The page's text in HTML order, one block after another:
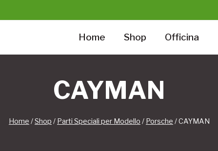
Home Shop Officina
CAYMAN
Home /Shop / Parti Speciali per Modello / Porsche /CAYMAN